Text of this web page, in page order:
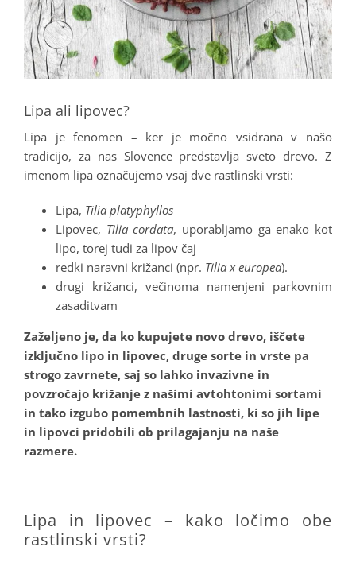
Lipa ali lipovec?
Lipa je fenomen – ker je močno vsidrana v našo
tradicijo, za nas Slovence predstavlja sveto drevo. Z
imenom lipa označujemo vsaj dve rastlinski vrsti:
Lipa, Tilia platyphyllos
Lipovec, Tilia cordata, uporabljamo ga enako kot
lipo, torej tudi za lipov čaj
redki naravni križanci (npr. Tilia x europea).
drugi križanci, večinoma namenjeni parkovnim
zasaditvam
Zaželjeno je, da ko kupujete novo drevo, iščete
izključno lipo in lipovec, druge sorte in vrste pa
strogo zavrnete, saj so lahko invazivne in
povzročajo križanje z našimi avtohtonimi sortami
in tako izgubo pomembnih lastnosti, ki so jih lipe
in lipovci pridobili ob prilagajanju na naše
razmere.
Lipa in lipovec – kako ločimo obe
rastlinski vrsti?